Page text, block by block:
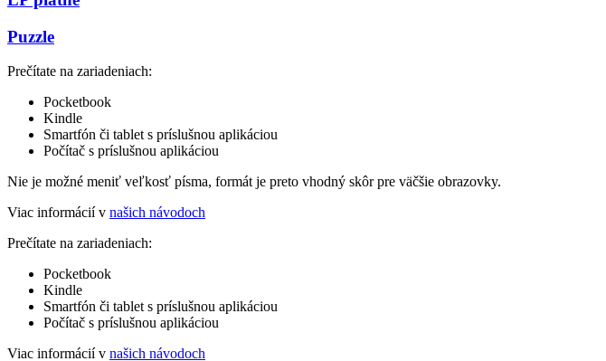
Puzzle
Prečítate na zariadeniach:
Pocketbook
Kindle
Smartfón či tablet s príslušnou aplikáciou
Počítač s príslušnou aplikáciou
Nie je možné meniť veľkosť písma, formát je preto vhodný skôr pre väčšie obrazovky.
Viac informácií v našich návodoch
Prečítate na zariadeniach:
Pocketbook
Kindle
Smartfón či tablet s príslušnou aplikáciou
Počítač s príslušnou aplikáciou
Viac informácií v našich návodoch